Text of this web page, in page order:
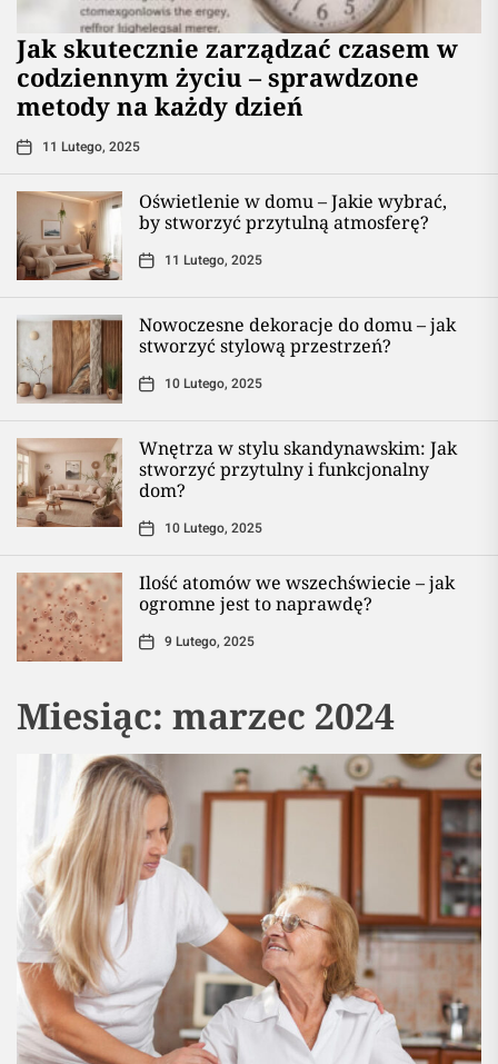
Jak skutecznie zarządzać czasem w
codziennym życiu – sprawdzone
metody na każdy dzień
11 Lutego, 2025
Oświetlenie w domu – Jakie wybrać,
by stworzyć przytulną atmosferę?
11 Lutego, 2025
Nowoczesne dekoracje do domu – jak
stworzyć stylową przestrzeń?
10 Lutego, 2025
Wnętrza w stylu skandynawskim: Jak
stworzyć przytulny i funkcjonalny
dom?
10 Lutego, 2025
Ilość atomów we wszechświecie – jak
ogromne jest to naprawdę?
9 Lutego, 2025
Miesiąc: marzec 2024